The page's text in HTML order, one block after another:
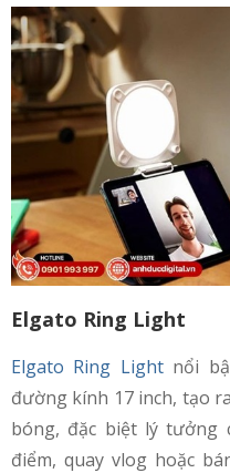
Elgato Ring Light
Elgato Ring Lightnổi
đường kính 17 inch, tạo
bóng, đặc biệt lý tưởng
điểm, quay vlog hoặc